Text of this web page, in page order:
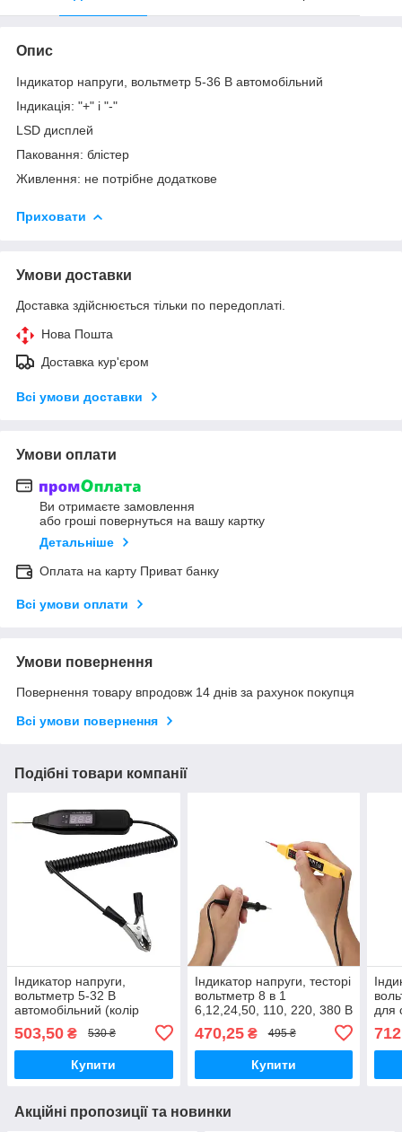
Опис
Індикатор напруги, вольтметр 5-36 В автомобільний
Індикація: "+" і "-"
LSD дисплей
Паковання: блістер
Живлення: не потрібне додаткове
Приховати
Умови доставки
Доставка здійснюється тільки по передоплаті.
Нова Пошта
Доставка кур'єром
Всі умови доставки
Умови оплати
Ви отримаєте замовлення
або гроші повернуться на вашу картку
Детальніше
Оплата на карту Приват банку
Всі умови оплати
Умови повернення
Повернення товару впродовж 14 днів за рахунок покупця
Всі умови повернення
Подібні товари компанії
Індикатор напруги,
вольтметр 5-32 В
автомобільний (колір
503,50 ₴ 530 ₴
Купити
Індикатор напруги, тесторі
вольтметр 8 в 1
6,12,24,50, 110, 220, 380 В
470,25₴ 495 ₴
Купити
для
Акційні пропозиції та новинки